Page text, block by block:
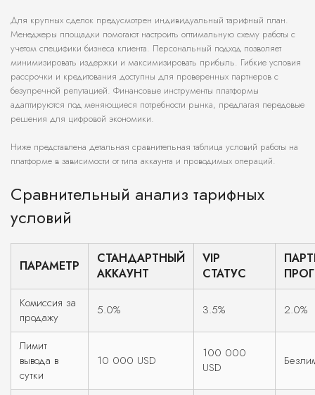
Для крупных сделок предусмотрен индивидуальный тарифный план.
Менеджеры площадки помогают настроить оптимальную схему работы с
учетом специфики бизнеса клиента. Персональный подход позволяет
минимизировать издержки и максимизировать прибыль. Гибкие условия
рассрочки и кредитования доступны для проверенных партнеров с
безупречной репутацией. Финансовые инструменты платформы
адаптируются под меняющиеся потребности рынка, предлагая передовые
решения для цифровой экономики.
Ниже представлена детальная сравнительная таблица условий работы на
платформе в зависимости от типа аккаунта и проводимых операций.
Сравнительный анализ тарифных
условий
ПАРАМЕТР
СТАНДАРТНЫЙ
АККАУНТ
VIP
СТАТУС
Комиссия за
продажу
5.0% 3.5% 2.0%
Лимит
вывода в
сутки
10 000 USD
100 000
USD